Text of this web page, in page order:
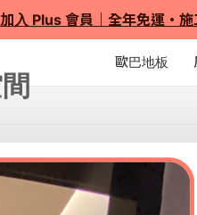
加入 Plus 會員｜全年免運・
歐巴地板